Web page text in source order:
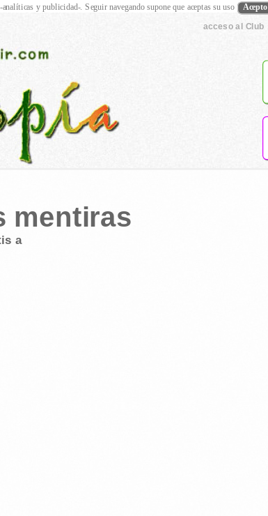
acceso al Club
mentiras
a
y publicidad-. Seguir navegando supone que aceptas su uso Acepto